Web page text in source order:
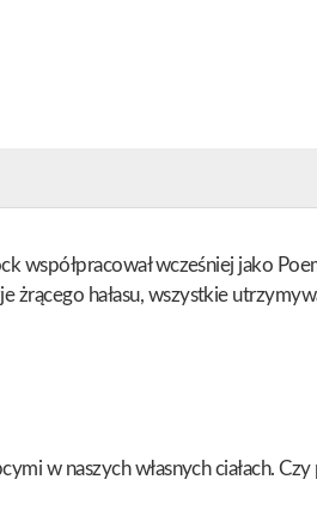
współpracował wcześniej jako
hałasu, wszystkie
w naszych własnych ciałach.